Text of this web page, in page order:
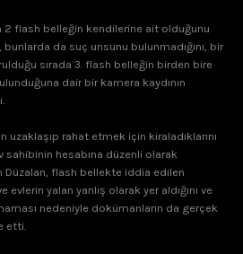
2 flash belleğin kendilerine ait olduğunu
da suç unsunu bulunmadığını, bir
sırada 3. flash belleğin birden bire
dair bir kamera kaydının
uzaklaşıp rahat etmek için kiraladıklarını
sahibinin hesabına düzenli olarak
Düzalan, flash bellekte iddia edilen
yalan yanlış olarak yer aldığını ve
nedeniyle dokümanların da gerçek
etti.